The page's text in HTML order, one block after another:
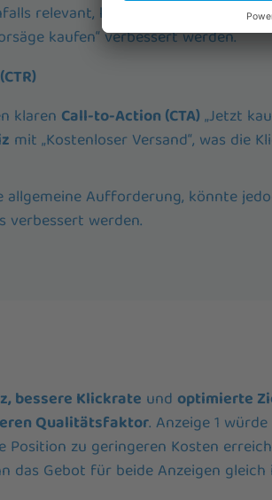
relevant, könnte aber durch
kaufen“ verbessert werden.
klaren Call-to-Action (CTA)„Jetzt
mit „Kostenloser Versand“, was die
allgemeine Aufforderung, könnte
verbessert werden.
bessere Klickrate und optimierte
Qualitätsfaktor. Anzeige 1
Position zu geringeren Kosten
das Gebot für beide Anzeigen gleich